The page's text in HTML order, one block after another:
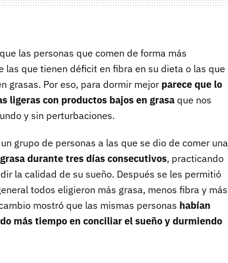
las personas que comen de forma más
las que tienen déficit en fibra en su dieta o las que
grasas. Por eso, para dormir mejor parece que lo
ligeras con productos bajos en grasa que nos
y sin perturbaciones.
grupo de personas a las que se dio de comer una
durante tres días consecutivos, practicando
la calidad de su sueño. Después se les permitió
todos eligieron más grasa, menos fibra y más
mostró que las mismas personas habían
más tiempo en conciliar el sueño y durmiendo